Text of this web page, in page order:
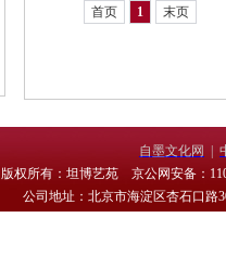
首页 1 末页
自墨文化网
版权所有：坦博艺苑 京公网安备：
公司地址：北京市海淀区杏石口路